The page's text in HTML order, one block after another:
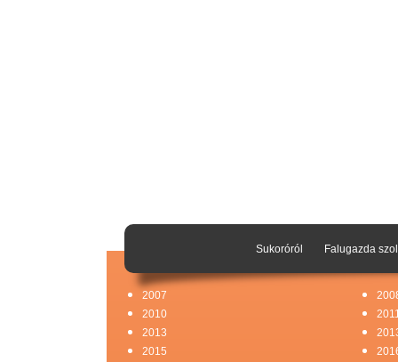
2007
2010
2013
2015
Sukoróról Falugazda